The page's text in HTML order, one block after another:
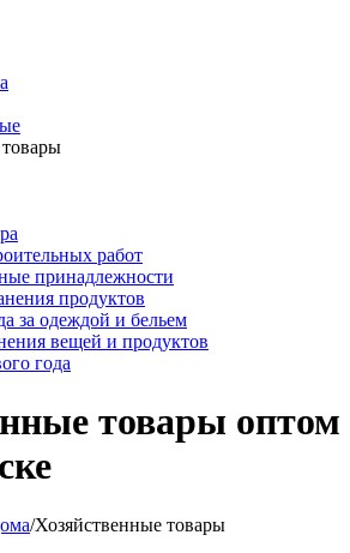
работ
принадлежности
продуктов
за одеждой и бельем
вещей и продуктов
года
товары оптом
/Хозяйственные товары